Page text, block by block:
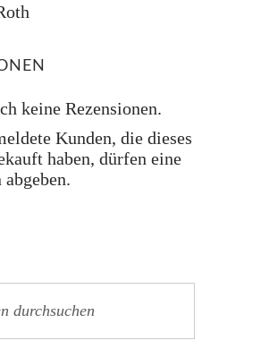
keine Rezensionen.
Kunden, die dieses
haben, dürfen eine
abgeben.